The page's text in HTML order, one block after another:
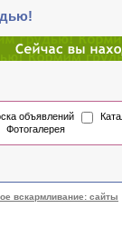
объявлений
Фотогалерея
вскармливание: сайты